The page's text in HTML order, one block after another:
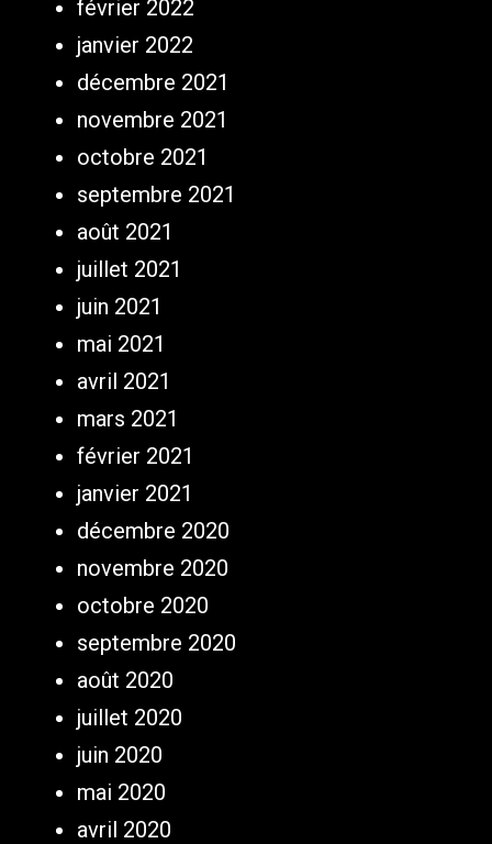
février 2022
janvier 2022
décembre 2021
novembre 2021
octobre 2021
septembre 2021
août 2021
juillet 2021
juin 2021
mai 2021
avril 2021
mars 2021
février 2021
janvier 2021
décembre 2020
novembre 2020
octobre 2020
septembre 2020
août 2020
juillet 2020
juin 2020
mai 2020
avril 2020